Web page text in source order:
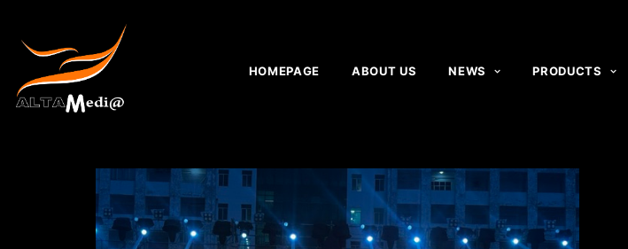
HOMEPAGE ABOUT US NEWS PRODUCTS